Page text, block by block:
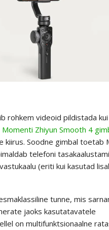
rohkem videoid pildistada kui
Momenti Zhiyun Smooth 4
kiirus. Soodne gimbal toetab
telefoni
(eriti kui kasutad
tunne, mis
jaoks kasutatavatele
on multifunktsionaalne